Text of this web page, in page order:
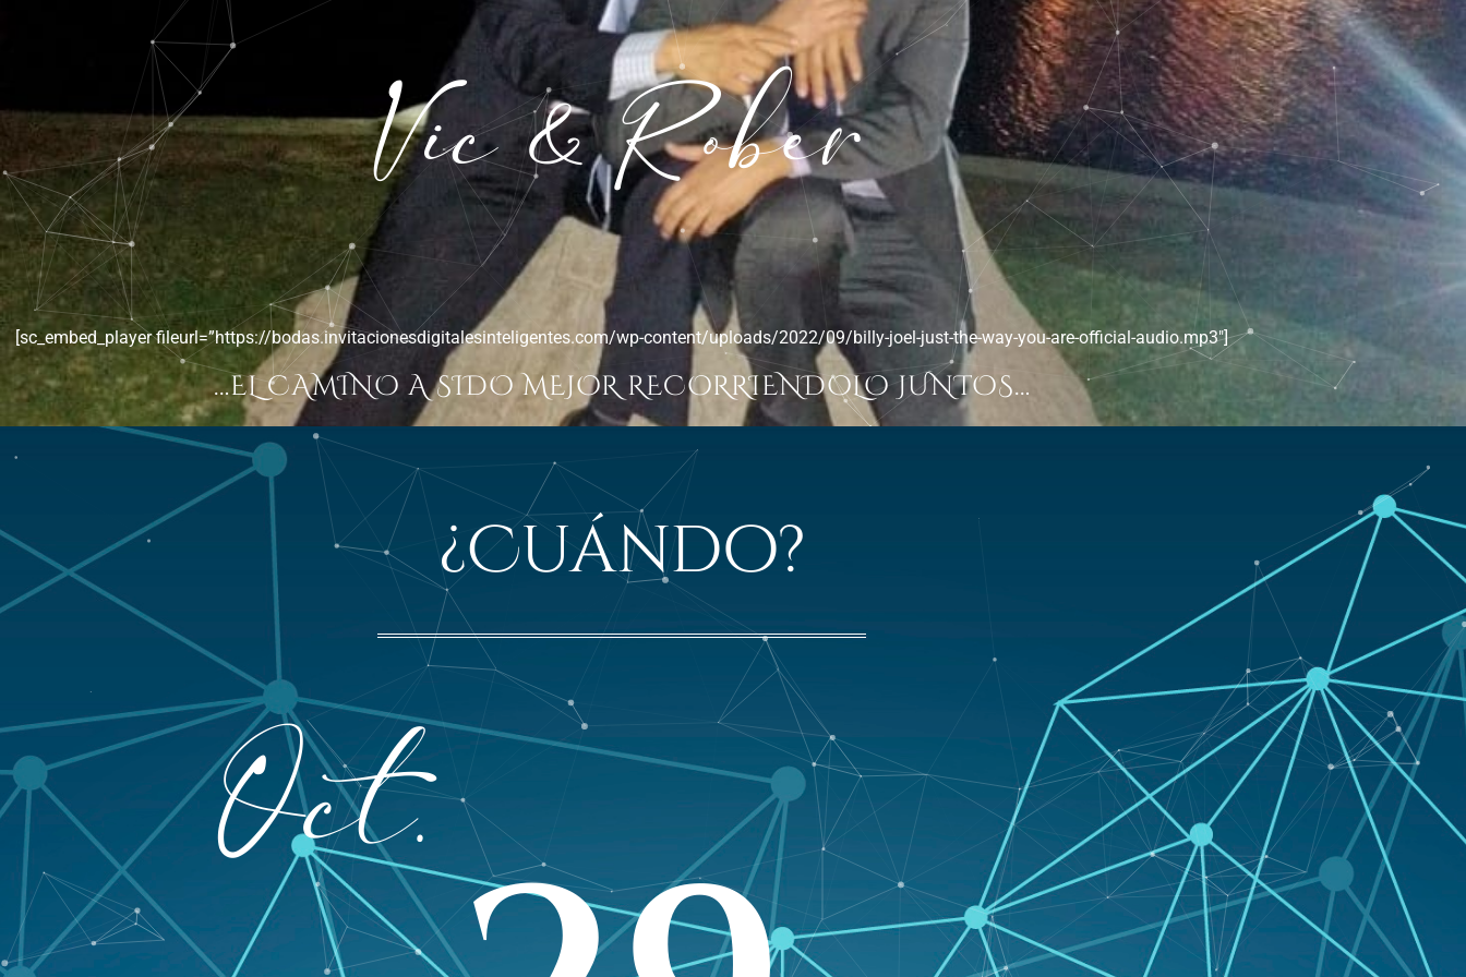
Vic & Rober
[sc_embed_player fileurl=”https://bodas.invitacionesdigitalesinteligentes.com/wp-content/uploads/2022/09/billy-joel-just-the-way-you-are-official-audio.mp3″]
…EL CAMINO A SIDO MEJOR RECORRIENDOLO JUNTOS…
¿Cuándo?
Oct.